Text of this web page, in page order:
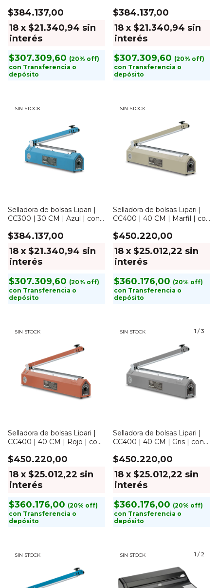
$384.137,00
18 x $21.340,94 sin
interés
$307.309,60
con Transferencia o
depósito
$384.137,00
18 x $21.340,94 sin
interés
$307.309,60
con Transferencia o
depósito
SIN STOCK
Selladora de bolsas Lipari |
CC300 | 30 CM | Azul | con
$384.137,00
18 x $21.340,94 sin
interés
$307.309,60
con Transferencia o
depósito
SIN STOCK
Selladora de bolsas Lipari |
CC400 | 40 CM | Marfil | con
$450.220,00
18 x $25.012,22 sin
interés
$360.176,00
con Transferencia o
depósito
SIN STOCK
Selladora de bolsas Lipari |
CC400 | 40 CM | Rojo | con
$450.220,00
18 x $25.012,22 sin
interés
$360.176,00
con Transferencia o
depósito
1 /3
SIN STOCK
Selladora de bolsas Lipari |
CC400 | 40 CM | Gris | con
$450.220,00
18 x $25.012,22 sin
interés
$360.176,00
con Transferencia o
depósito
SIN STOCK 1 /2
SIN STOCK